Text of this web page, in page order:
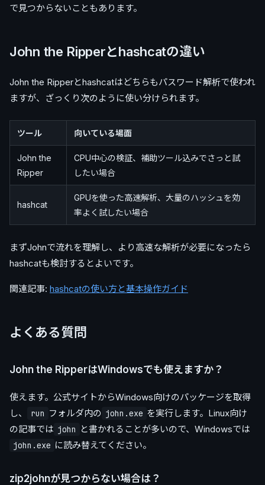
で見つからないこともあります。
John the Ripperとhashcatの違い
John the Ripperとhashcatはどちらもパスワード解析で使われ
ますが、ざっくり次のように使い分けられます。
ツール 向いている場面
John the
Ripper
CPU中心の検証、補助ツール込みでさっと試
したい場合
hashcat
GPUを使った高速解析、大量のハッシュを効
率よく試したい場合
まずJohnで流れを理解し、より高速な解析が必要になったら
hashcatも検討するとよいです。
関連記事: hashcatの使い方と基本操作ガイド
よくある質問
John the RipperはWindowsでも使えますか？
使えます。公式サイトからWindows向けのパッケージを取得
し、
run フォルダ内の john.exe を実行します。Linux向け
の記事では john と書かれることが多いので、Windowsでは
john.exe に読み替えてください。
zip2johnが見つからない場合は？